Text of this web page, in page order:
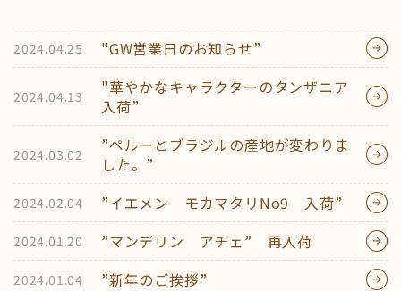
2024.04.25 "GW営業日のお知らせ”
2024.04.13
"華やかなキャラクターのタンザニア
入荷”
2024.03.02
”ペルーとブラジルの産地が変わりま
した。”
2024.02.04 ”イエメン モカマタリNo9 入荷”
2024.01.20 ”マンデリン アチェ” 再入荷
2024.01.04 ”新年のご挨拶”